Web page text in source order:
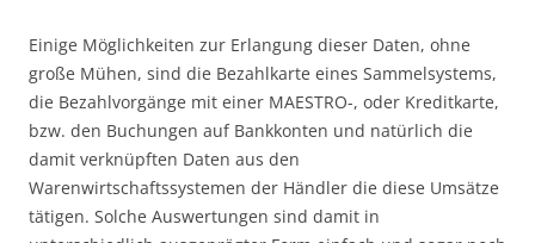
Einige Möglichkeiten zur Erlangung dieser Daten, ohne
große Mühen, sind die Bezahlkarte eines Sammelsystems,
die Bezahlvorgänge mit einer MAESTRO-, oder Kreditkarte,
bzw. den Buchungen auf Bankkonten und natürlich die
damit verknüpften Daten aus den
Warenwirtschaftssystemen der Händler die diese Umsätze
tätigen. Solche Auswertungen sind damit in